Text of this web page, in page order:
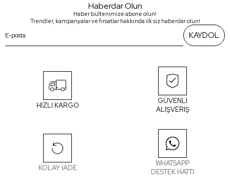
Haberdar Olun
Haber bültenimize abone olun!
Trendler, kampanyalar ve fırsatlar hakkında ilk siz haberdar olun!
KAYDOL
HIZLI KARGO
GÜVENLİ
ALIŞVERİŞ
KOLAY İADE
WHATSAPP
DESTEK HATTI